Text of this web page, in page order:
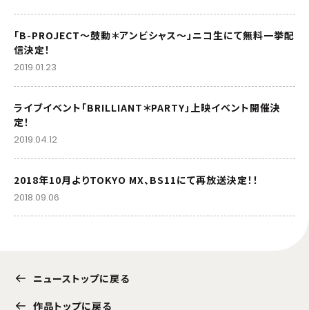
「B-PROJECT～鼓動＊アンビシャス～」ニコ生にて無料一挙配
信決定！
2019.01.23
ライブイベント「BRILLIANT＊PARTY」上映イベント開催決
定！
2019.04.12
2018年10月よりTOKYO MX、BS11にて再放送決定！！
2018.09.06
ニューストップに戻る
作品トップに戻る